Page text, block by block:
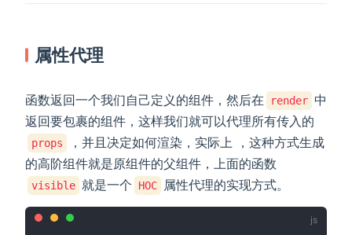
属性代理
函数返回一个我们自己定义的组件，然后在 render 中
返回要包裹的组件，这样我们就可以代理所有传入的
props
，并且决定如何渲染，实际上 ，这种方式生成
的高阶组件就是原组件的父组件，上面的函数
visible 就是一个 HOC 属性代理的实现方式。